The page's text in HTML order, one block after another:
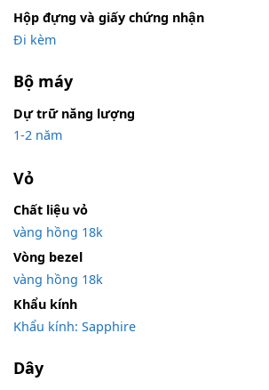
Hộp đựng và giấy chứng nhận
Đi kèm
Bộ máy
Dự trữ năng lượng
1-2 năm
Vỏ
Chất liệu vỏ
vàng hồng 18k
Vòng bezel
vàng hồng 18k
Khẩu kính
Khẩu kính: Sapphire
Dây